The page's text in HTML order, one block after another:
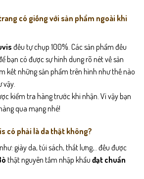
có giống với sản phẩm ngoài khi
đều tự chụp 100%. Các sản phẩm đều
bạn có được sự hình dung rõ nét về sản
kết những sản phẩm trên hình như thế nào
vậy.
kiểm tra hàng trước khi nhận. Vì vậy bạn
qua mạng nhé!
có phải là da thật không?
giày da, túi sách, thắt lưng,.. đều được
thật nguyên tấm nhập khẩu đạt chuẩn